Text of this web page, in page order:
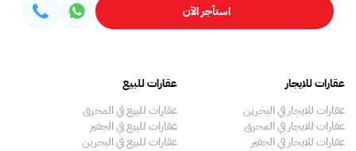
استأجر الآن
عقارات للايجار
عقارات للايجار في البحرين
عقارات للايجار في المحرق
عقارات للايجار في الجفير
عقارات للبيع
عقارات للبيع في المحرق
عقارات للبيع في الجفير
عقارات للبيع في البحرين